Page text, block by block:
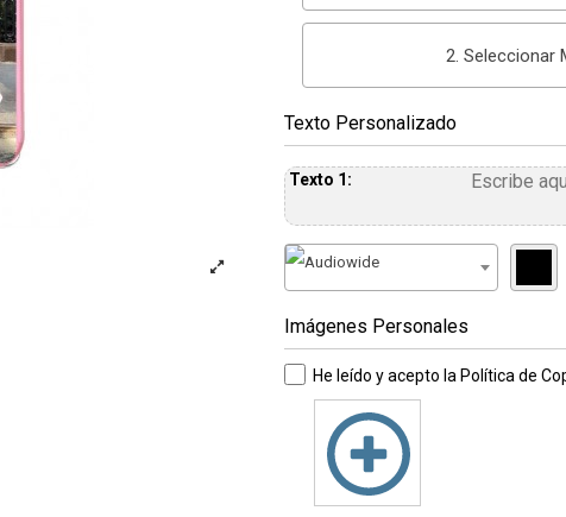
2. Seleccionar
Texto Personalizado
Texto 1:
Imágenes Personales
He leído y acepto la Política de